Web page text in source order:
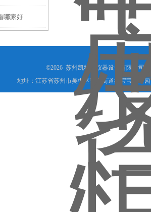
哪家好
©2026 苏州凯特尔仪器设备有限公司
地址：江苏省苏州市吴中区郭巷街道象宝宝创业